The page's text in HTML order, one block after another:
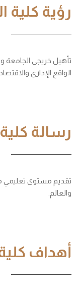
رؤية كلية
تأهيل خريجي الجامعة
الواقع الإداري
رسالة كلية
تقديم مستوى تعليمي
والعالم.
أهداف كلية